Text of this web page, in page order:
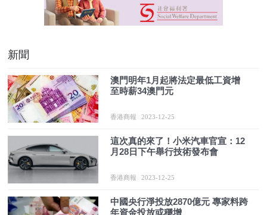
新聞
澳門明年1月起將法定最低工資增
至時薪34澳門元
香港商報 2023-12-25
這次真的來了！小米汽車官宣：12
月28日下午舉行技術發布會
香港商報 2023-12-25
中國央行淨投放2870億元 專家料跨
年資金投放或穩增